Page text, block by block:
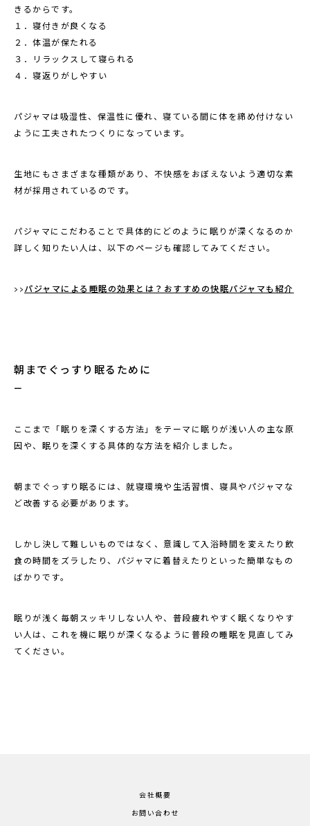
きるからです。
１．寝付きが良くなる
２．体温が保たれる
３．リラックスして寝られる
４．寝返りがしやすい
パジャマは吸湿性、保温性に優れ、寝ている間に体を締め付けない
ように工夫されたつくりになっています。
生地にもさまざまな種類があり、不快感をおぼえないよう適切な素
材が採用されているのです。
パジャマにこだわることで具体的にどのように眠りが深くなるのか
詳しく知りたい人は、以下のページも確認してみてください。
>>​​パジャマによる睡眠の効果とは？おすすめの快眠パジャマも紹介
朝までぐっすり眠るために
ここまで「眠りを深くする方法」をテーマに眠りが浅い人の主な原
因や、眠りを深くする具体的な方法を紹介しました。
朝までぐっすり眠るには、就寝環境や生活習慣、寝具やパジャマな
ど改善する必要があります。
しかし決して難しいものではなく、意識して入浴時間を変えたり飲
食の時間をズラしたり、パジャマに着替えたりといった簡単なもの
ばかりです。
眠りが浅く毎朝スッキリしない人や、普段疲れやすく眠くなりやす
い人は、これを機に眠りが深くなるように普段の睡眠を見直してみ
てください。
会社概要
お問い合わせ